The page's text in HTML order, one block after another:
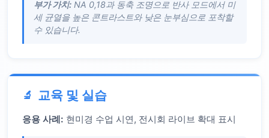
부가 가치: NA 0,18과 동축 조명으로 반사 모드에서 미
세 균열을 높은 콘트라스트와 낮은 눈부심으로 포착할
수 있습니다.
교육 및 실습
응용 사례: 현미경 수업 시연, 전시회 라이브 확대 표시